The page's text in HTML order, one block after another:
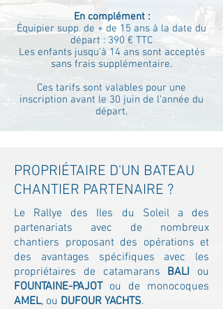
En complément :
Équipier supp. de + de 15 ans à la date du
départ : 390 € TTC
Les enfants jusqu'à 14 ans sont acceptés
sans frais supplémentaire.
Ces tarifs sont valables pour une
inscription avant le 30 juin de l’année du
départ.
PROPRIÉTAIRE D'UN BATEAU
CHANTIER PARTENAIRE ?
Le Rallye des Iles du Soleil a des
partenariats avec de nombreux
chantiers proposant des opérations et
des avantages spécifiques avec les
propriétaires de catamarans BALI
ou
FOUNTAINE-PAJOT ou de monocoques
AMEL, ou DUFOUR YACHTS.